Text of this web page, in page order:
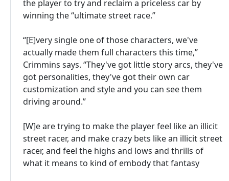
the player to try and reclaim a priceless car by
winning the “ultimate street race.”
“[E]very single one of those characters, we've
actually made them full characters this time,”
Crimmins says. “They've got little story arcs, they've
got personalities, they've got their own car
customization and style and you can see them
driving around.”
[W]e are trying to make the player feel like an illicit
street racer, and make crazy bets like an illicit street
racer, and feel the highs and lows and thrills of
what it means to kind of embody that fantasy